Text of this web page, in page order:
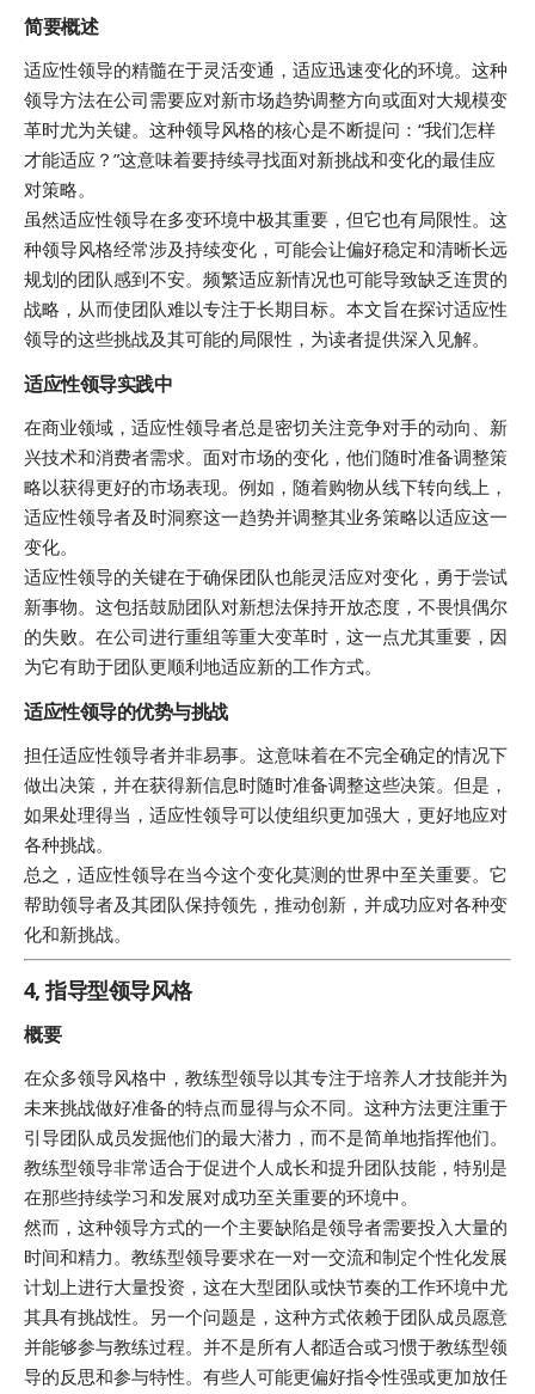
简要概述
适应性领导的精髓在于灵活变通，适应迅速变化的环境。这种
领导方法在公司需要应对新市场趋势调整方向或面对大规模变
革时尤为关键。这种领导风格的核心是不断提问：“我们怎样
才能适应？”这意味着要持续寻找面对新挑战和变化的最佳应
对策略。
虽然适应性领导在多变环境中极其重要，但它也有局限性。这
种领导风格经常涉及持续变化，可能会让偏好稳定和清晰长远
规划的团队感到不安。频繁适应新情况也可能导致缺乏连贯的
战略，从而使团队难以专注于长期目标。本文旨在探讨适应性
领导的这些挑战及其可能的局限性，为读者提供深入见解。
适应性领导实践中
在商业领域，适应性领导者总是密切关注竞争对手的动向、新
兴技术和消费者需求。面对市场的变化，他们随时准备调整策
略以获得更好的市场表现。例如，随着购物从线下转向线上，
适应性领导者及时洞察这一趋势并调整其业务策略以适应这一
变化。
适应性领导的关键在于确保团队也能灵活应对变化，勇于尝试
新事物。这包括鼓励团队对新想法保持开放态度，不畏惧偶尔
的失败。在公司进行重组等重大变革时，这一点尤其重要，因
为它有助于团队更顺利地适应新的工作方式。
适应性领导的优势与挑战
担任适应性领导者并非易事。这意味着在不完全确定的情况下
做出决策，并在获得新信息时随时准备调整这些决策。但是，
如果处理得当，适应性领导可以使组织更加强大，更好地应对
各种挑战。
总之，适应性领导在当今这个变化莫测的世界中至关重要。它
帮助领导者及其团队保持领先，推动创新，并成功应对各种变
化和新挑战。
4, 指导型领导风格
概要
在众多领导风格中，教练型领导以其专注于培养人才技能并为
未来挑战做好准备的特点而显得与众不同。这种方法更注重于
引导团队成员发掘他们的最大潜力，而不是简单地指挥他们。
教练型领导非常适合于促进个人成长和提升团队技能，特别是
在那些持续学习和发展对成功至关重要的环境中。
然而，这种领导方式的一个主要缺陷是领导者需要投入大量的
时间和精力。教练型领导要求在一对一交流和制定个性化发展
计划上进行大量投资，这在大型团队或快节奏的工作环境中尤
其具有挑战性。另一个问题是，这种方式依赖于团队成员愿意
并能够参与教练过程。并不是所有人都适合或习惯于教练型领
导的反思和参与特性。有些人可能更偏好指令性强或更加放任